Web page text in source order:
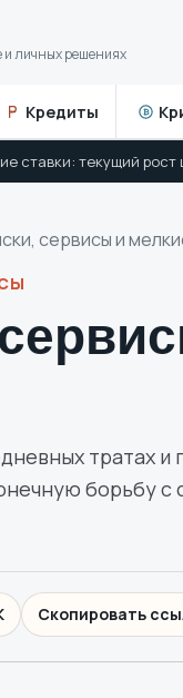
и личных решениях
Кредиты ₿
сервисы и
тратах
борьбу с
Скопировать